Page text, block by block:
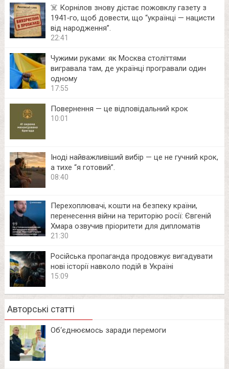
☠️ Корнілов знову дістає пожовклу газету з
1941‑го, щоб довести, що “українці — нацисти
від народження”.
22:41
Чужими руками: як Москва століттями
вигравала там, де українці програвали один
одному
17:55
Повернення — це відповідальний крок
10:01
Іноді найважливіший вибір — це не гучний крок,
а тихе “я готовий”.
08:40
Перехоплювачі, кошти на безпеку країни,
перенесення війни на територію росії: Євгеній
Хмара озвучив пріоритети для дипломатів
21:30
Російська пропаганда продовжує вигадувати
нові історії навколо подій в Україні
15:09
Авторські статті
Об‘єднюємось заради перемоги